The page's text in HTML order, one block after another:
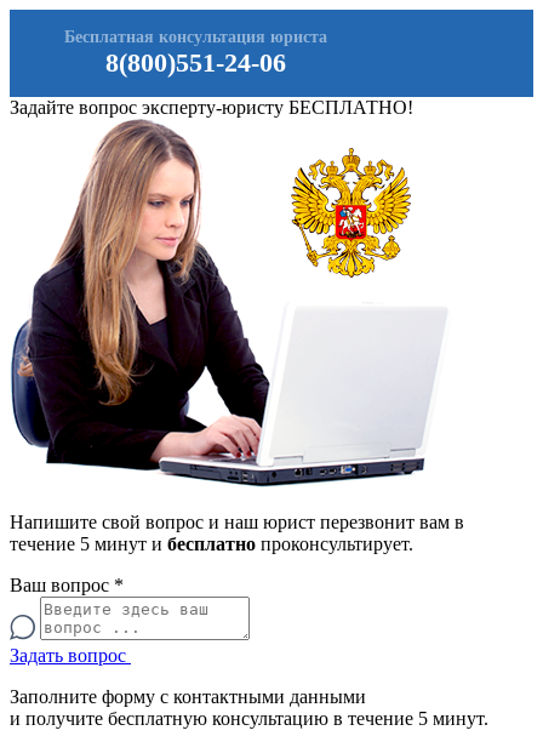
8(800)551-24-06
Бесплатная консультация юриста
Задайте вопрос эксперту-юристу БЕСПЛАТНО!
Напишите свой вопрос и наш юрист перезвонит вам в
течение 5 минут и бесплатно проконсультирует.
Ваш вопрос *
Задать вопрос
Заполните форму с контактными данными
и получите бесплатную консультацию в течение 5 минут.